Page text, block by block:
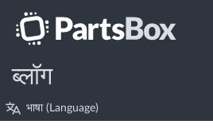
ब्लॉग
भाषा (Language)